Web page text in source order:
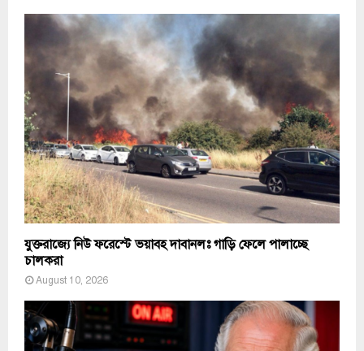
যুক্তরাজ্যে নিউ ফরেস্টে ভয়াবহ দাবানলঃ গাড়ি ফেলে পালাচ্ছে
চালকরা
August 10, 2026